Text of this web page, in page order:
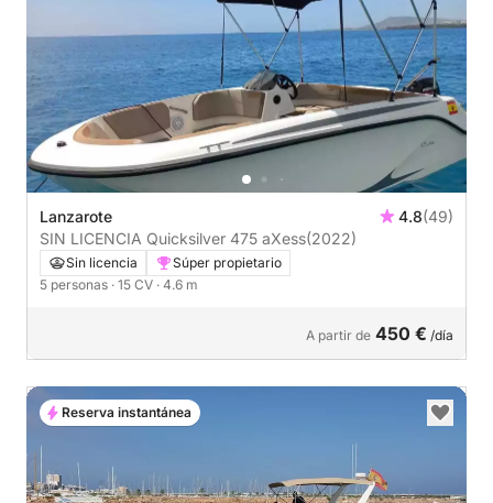
Lanzarote 4.8(49)
SIN LICENCIA Quicksilver 475 aXess(2022)
Sin licencia
Súper propietario
5 personas · 15 CV · 4.6 m
A partir de 450 € /día
Reserva instantánea